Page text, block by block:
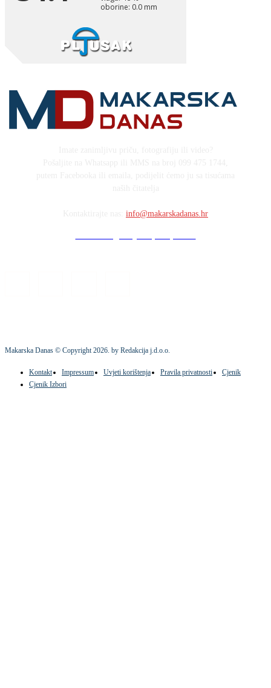
info@makarskadanas.hr
Makarska Danas © Copyright2026. by Redakcija j.d.o.o.
Kontakt Impressum Uvjeti korištenja Pravila privatnosti
Cjenik
Cjenik Izbori